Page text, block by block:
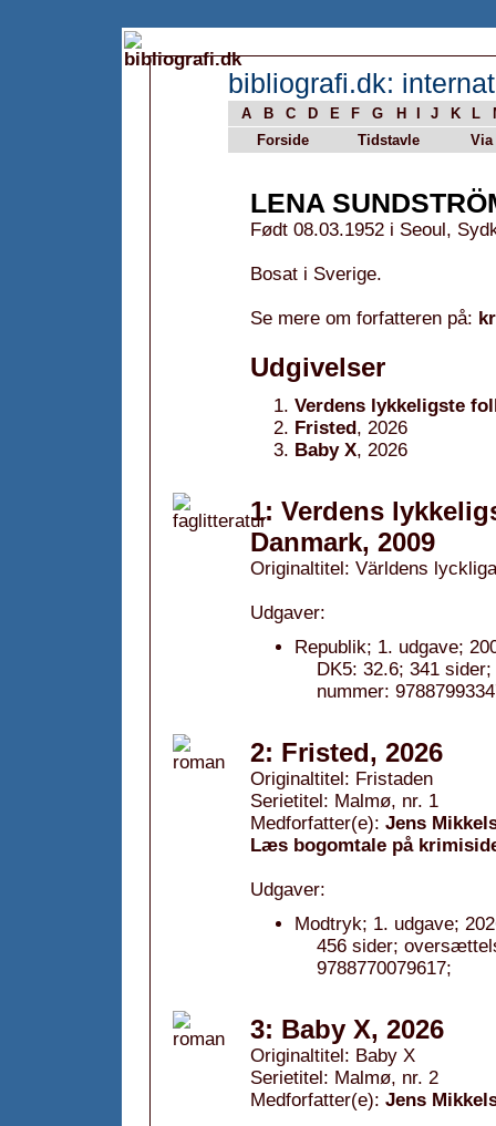
bibliografi.dk:
A B C D E F G H J K L
Forside
Tidstavle Via
LENA
Født 08.03.1952 i Seoul,
Bosat i Sverige.
Se mere om forfatteren på:
Udgivelser
Verdens lykkeligste
Fristed, 2026
Baby X, 2026
1: Verdens
Danmark, 2009
Originaltitel: Världens
Udgaver:
Republik; 1. udgave;
DK5: 32.6; 341
nummer:
2: Fristed, 2026
Originaltitel: Fristaden
Serietitel: Malmø, nr. 1
Medforfatter(e): Jens
Læs bogomtale på
Udgaver:
Modtryk; 1. udgave;
456 sider;
9788770079617;
3: Baby X, 2026
Originaltitel: Baby X
Serietitel: Malmø, nr. 2
Medforfatter(e): Jens